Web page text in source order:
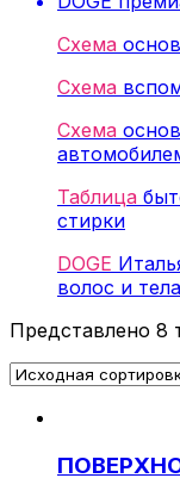
Схема
Схема
Схема
Таблица
стирки
DOGE
волос и тела
Представлено 8